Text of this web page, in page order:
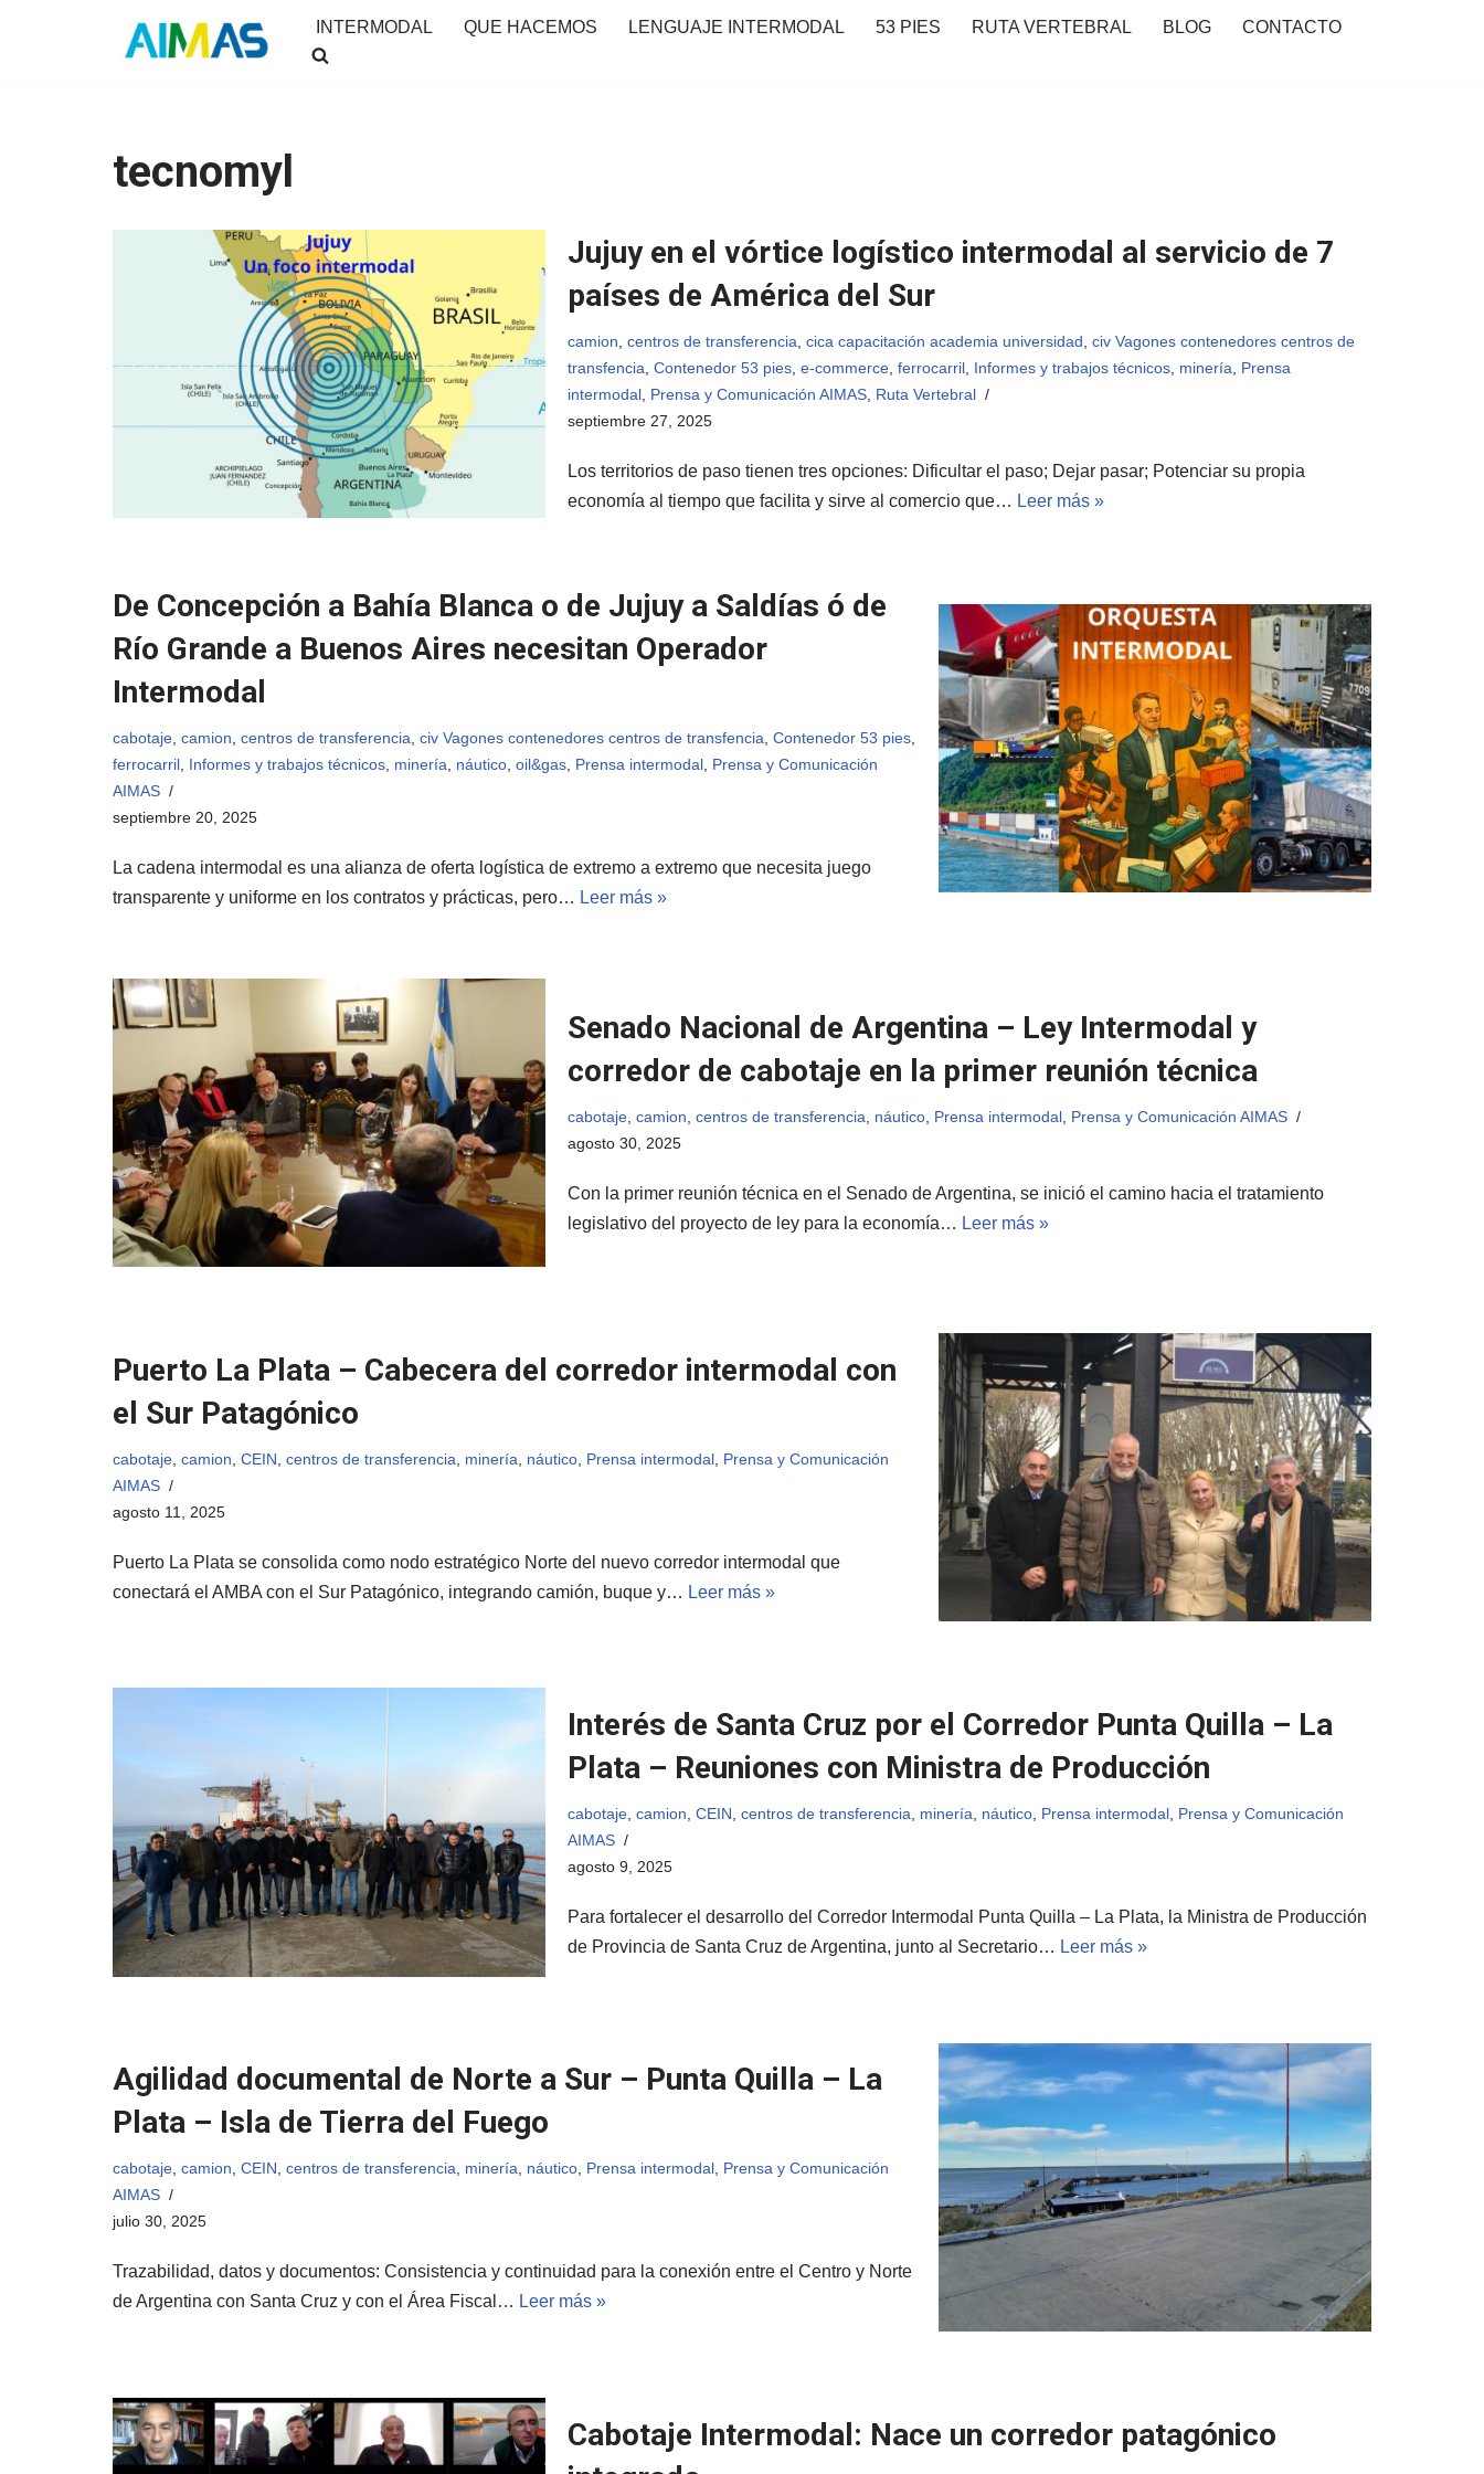
INTERMODAL QUE HACEMOS LENGUAJE INTERMODAL 53 PIES RUTA VERTEBRAL BLOG CONTACTO
tecnomyl
Jujuy en el vórtice logístico intermodal al servicio de 7
países de América del Sur
camion centros de transferencia cica capacitación academia universidad civ Vagones contenedores centros de
transfencia Contenedor 53 pies e-commerce ferrocarril Informes y trabajos técnicos minería
Prensa
intermodal Prensa y Comunicación AIMAS Ruta Vertebral
septiembre 27, 2025
Los territorios de paso tienen tres opciones: Dificultar el paso; Dejar pasar; Potenciar su propia
economía al tiempo que facilita y sirve al comercio que… Leer más »
De Concepción a Bahía Blanca o de Jujuy a Saldías ó de
Río Grande a Buenos Aires necesitan Operador
Intermodal
cabotaje camion centros de transferencia civ Vagones contenedores centros de transfencia Contenedor 53 pies
ferrocarril Informes y trabajos técnicos minería náutico oil&gas Prensa intermodal Prensa y Comunicación
AIMAS
septiembre 20, 2025
La cadena intermodal es una alianza de oferta logística de extremo a extremo que necesita juego
transparente y uniforme en los contratos y prácticas, pero… Leer más »
Senado Nacional de Argentina – Ley Intermodal y
corredor de cabotaje en la primer reunión técnica
cabotaje, camion, centros de transferencia, náutico, Prensa intermodal, Prensa y Comunicación AIMAS
agosto 30, 2025
Con la primer reunión técnica en el Senado de Argentina, se inició el camino hacia el tratamiento
legislativo del proyecto de ley para la economía… Leer más »
Puerto La Plata – Cabecera del corredor intermodal con
el Sur Patagónico
cabotaje camion CEIN centros de transferencia minería náutico Prensa intermodal Prensa y Comunicación
AIMAS
agosto 11, 2025
Puerto La Plata se consolida como nodo estratégico Norte del nuevo corredor intermodal que
conectará el AMBA con el Sur Patagónico, integrando camión, buque y… Leer más »
Interés de Santa Cruz por el Corredor Punta Quilla – La
Plata – Reuniones con Ministra de Producción
cabotaje camion CEIN centros de transferencia minería náutico Prensa intermodal Prensa y Comunicación
AIMAS
agosto 9, 2025
Para fortalecer el desarrollo del Corredor Intermodal Punta Quilla – La Plata, la Ministra de Producción
de Provincia de Santa Cruz de Argentina, junto al Secretario… Leer más »
Agilidad documental de Norte a Sur – Punta Quilla – La
Plata – Isla de Tierra del Fuego
cabotaje, camion, CEIN, centros de transferencia, minería, náutico, Prensa intermodal, Prensa y Comunicación
AIMAS
julio 30, 2025
Trazabilidad, datos y documentos: Consistencia y continuidad para la conexión entre el Centro y Norte
de Argentina con Santa Cruz y con el Área Fiscal… Leer más »
Cabotaje Intermodal: Nace un corredor patagónico